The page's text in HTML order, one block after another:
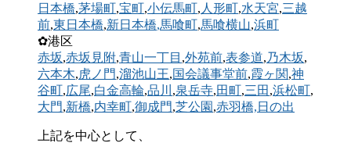
日本橋,茅場町,宝町,小伝馬町, 人形町,水天宮,三越
前,東日本橋,新日本橋,馬喰町,馬喰横山,浜町
✿港区
赤坂,赤坂見附,青山一丁目 ,外苑前,表参道,乃木坂,
六本木,虎ノ門,溜池山王,国会議事堂前,霞ヶ関,神
谷町,広尾,白金高輪,品川 ,泉岳寺,田町,三田 ,浜松町,
大門,新橋,内幸町,御成門,芝公園 ,赤羽橋, 日の出
上記を中心として、